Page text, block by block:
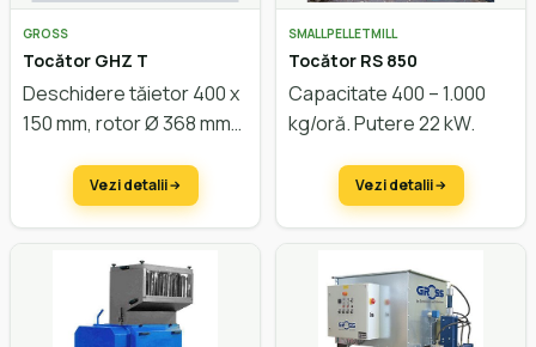
GROSS
Tocător GHZ T
Deschidere tăietor 400 x
150 mm, rotor Ø 368 mm
Vezi detalii
SMALLPELLETMILL
Tocător RS 850
Capacitate 400 – 1.000
kg/oră. Putere 22 kW.
Vezi detalii